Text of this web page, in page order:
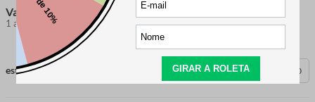
Vanessa R.
1 ano atrás comprador verificado
esta avaliação foi útil? 0